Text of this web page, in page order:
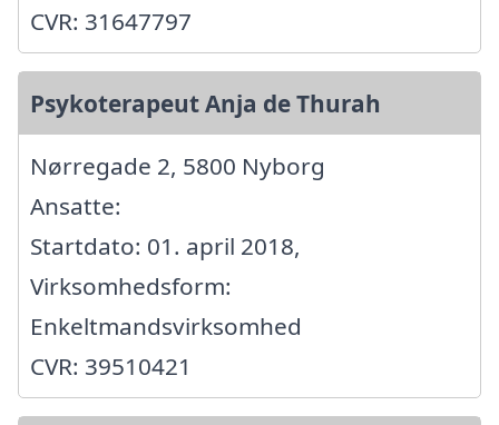
CVR: 31647797
Psykoterapeut Anja de Thurah
Nørregade 2, 5800 Nyborg
Ansatte:
Startdato: 01. april 2018,
Virksomhedsform:
Enkeltmandsvirksomhed
CVR: 39510421